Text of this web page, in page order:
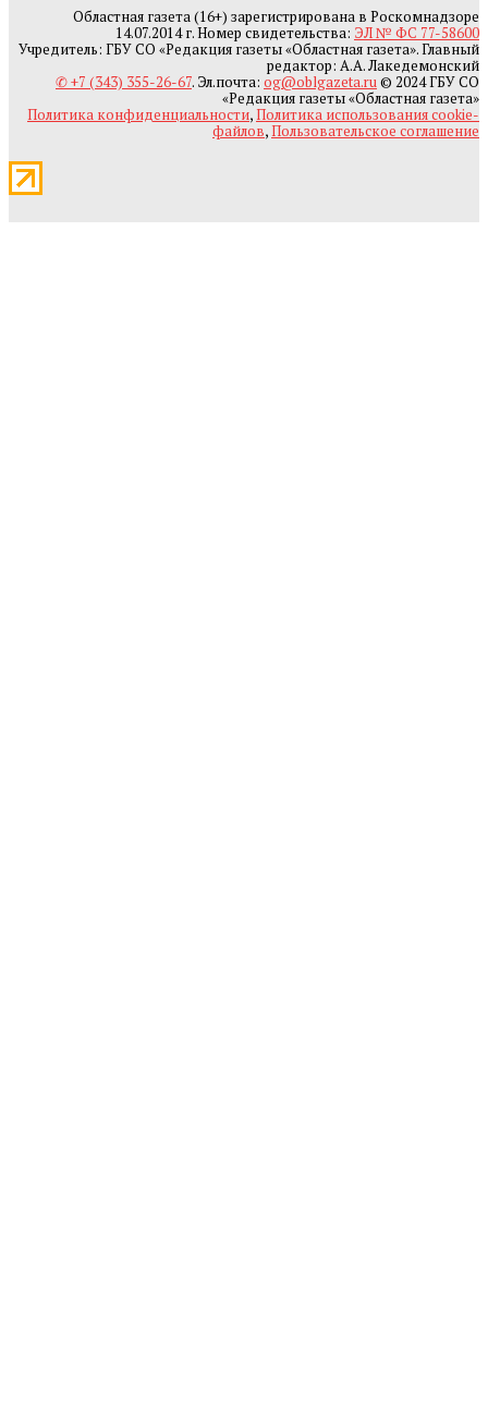
Областная газета (16+) зарегистрирована в Роскомнадзоре
14.07.2014 г. Номер свидетельства: ЭЛ № ФС 77-58600
Учредитель: ГБУ СО «Редакция газеты «Областная газета». Главный
редактор: А.А. Лакедемонский
✆ +7 (343) 355-26-67. Эл.почта: og@oblgazeta.ru© 2024 ГБУ СО
«Редакция газеты «Областная газета»
Политика конфиденциальности,Политика использования cookie-
файлов,Пользовательское соглашение